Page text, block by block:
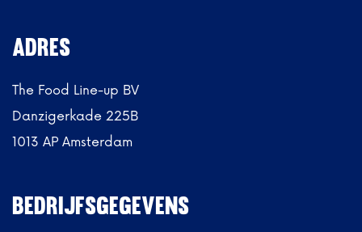
ADRES
The Food Line-up BV
Danzigerkade 225B
1013 AP Amsterdam
BEDRIJFSGEGEVENS